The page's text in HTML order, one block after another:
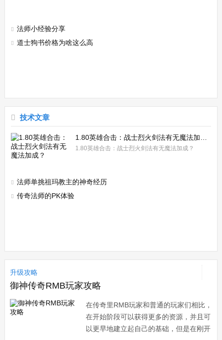
法师小经验分享
道士狗书价格为啥这么高
技术文章
1.80英雄合击：战士烈火剑法有无魔法加成？
法师单挑祖玛教主的神奇经历
传奇法师的PK体验
升级攻略
御神传奇RMB玩家攻略
在传奇里RMB玩家和普通的玩家们相比，
在开始阶段可以获得更多的资源，并且可
以更早地建立起自己的基础，但是在刚开